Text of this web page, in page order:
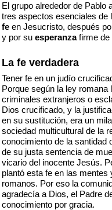
El grupo alrededor de Pablo
tres aspectos esenciales de
fe en Jesucristo, después
y por su esperanzafirme de
La fe verdadera
Tener fe en un judío
Porque según la ley
criminales extranjeros o
Dios crucificado, y la
en su sustitución, era un
sociedad multicultural de la
conocimiento de la santidad
de su justa sentencia de
vicario del inocente Jesús.
plantó esta fe en las
romanos. Por eso la
agradecía a Dios, el Padre
conocimiento por gracia.